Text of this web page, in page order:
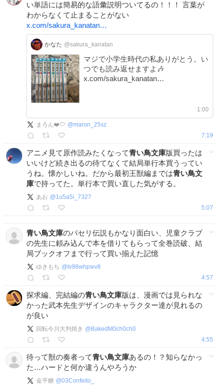
い単語には簡易的な語彙説明ついてるの！！！ 言葉が
わからなくて止まることがない
x.com/sakura_kanatan…
かなた @sakura_kanatan
マジで小学生時代の私ありがとう。い
つでも読み返せますよ🎶
x.com/sakura_kanatan…
1:00
まろん❤️‎🤍 @maron_25sz
7:19
アニメ見て原作読みたくなって青い鳥文庫版買ったは
いいけど続き出るの待てなくて結局単行本買うってい
うね。懐かしいね。だから最初王獣編までは青い鳥文
庫で持ってた。単行本で買い直した気がする。
あお @1u5a5i_7327
5:07
青い鳥文庫のパセリ伝説もかなり面白い、児童クラブ
の先生に頼み込んで本を借りてもらって全巻読破、結
局ブックオフまで行って買い揃えた記憶
ゆきもち @tv98whpwv8
4:57
探求編、完結編の青い鳥文庫版は、漫画では見られな
かった武本先生デザインのキャラクター達が見れるの
が良い
回転今川大判焼き @ BakedM0ch0ch0
4:55
待って獣の奏者って青い鳥文庫あるの！？知らなかっ
た…ハードと何か違うんやろうか
金平糖 @03Confeito_